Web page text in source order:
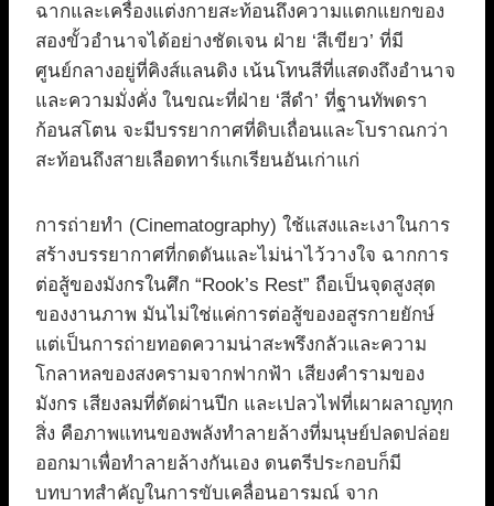
ฉากและเครื่องแต่งกายสะท้อนถึงความแตกแยกของ
สองขั้วอำนาจได้อย่างชัดเจน ฝ่าย ‘สีเขียว’ ที่มี
ศูนย์กลางอยู่ที่คิงส์แลนดิง เน้นโทนสีที่แสดงถึงอำนาจ
และความมั่งคั่ง ในขณะที่ฝ่าย ‘สีดำ’ ที่ฐานทัพดรา
ก้อนสโตน จะมีบรรยากาศที่ดิบเถื่อนและโบราณกว่า
สะท้อนถึงสายเลือดทาร์แกเรียนอันเก่าแก่
การถ่ายทำ (Cinematography) ใช้แสงและเงาในการ
สร้างบรรยากาศที่กดดันและไม่น่าไว้วางใจ ฉากการ
ต่อสู้ของมังกรในศึก “Rook’s Rest” ถือเป็นจุดสูงสุด
ของงานภาพ มันไม่ใช่แค่การต่อสู้ของอสูรกายยักษ์
แต่เป็นการถ่ายทอดความน่าสะพรึงกลัวและความ
โกลาหลของสงครามจากฟากฟ้า เสียงคำรามของ
มังกร เสียงลมที่ตัดผ่านปีก และเปลวไฟที่เผาผลาญทุก
สิ่ง คือภาพแทนของพลังทำลายล้างที่มนุษย์ปลดปล่อย
ออกมาเพื่อทำลายล้างกันเอง ดนตรีประกอบก็มี
บทบาทสำคัญในการขับเคลื่อนอารมณ์ จาก